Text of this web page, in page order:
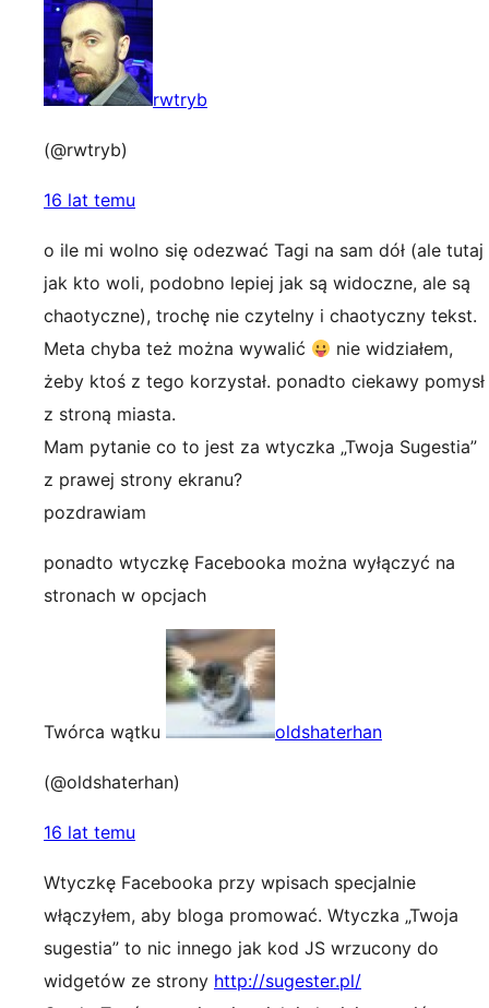
rwtryb
(@rwtryb)
16 lat temu
o ile mi wolno się odezwać Tagi na sam dół (ale tutaj
jak kto woli, podobno lepiej jak są widoczne, ale są
chaotyczne), trochę nie czytelny i chaotyczny tekst.
Meta chyba też można wywalić
nie widziałem,
żeby ktoś z tego korzystał. ponadto ciekawy pomysł
z stroną miasta.
Mam pytanie co to jest za wtyczka „Twoja Sugestia”
z prawej strony ekranu?
pozdrawiam
ponadto wtyczkę Facebooka można wyłączyć na
stronach w opcjach
Twórca wątku oldshaterhan
(@oldshaterhan)
16 lat temu
Wtyczkę Facebooka przy wpisach specjalnie
włączyłem, aby bloga promować. Wtyczka „Twoja
sugestia” to nic innego jak kod JS wrzucony do
widgetów ze strony http://sugester.pl/